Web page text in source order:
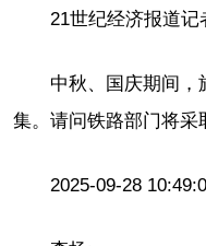
21世纪经济报道记
中秋、国庆期间，
集。请问铁路部门将采
2025-09-28